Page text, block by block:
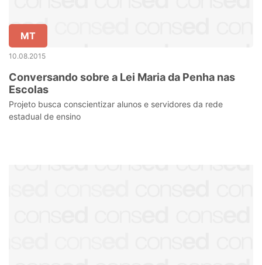
MT
10.08.2015
Conversando sobre a Lei Maria da Penha nas
Escolas
Projeto busca conscientizar alunos e servidores da rede
estadual de ensino